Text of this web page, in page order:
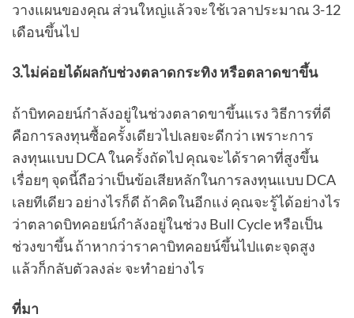
วางแผนของคุณ ส่วนใหญ่แล้วจะใช้เวลาประมาณ 3-12
เดือนขึ้นไป
3.ไม่ค่อยได้ผลกับช่วงตลาดกระทิง หรือตลาดขาขึ้น
ถ้าบิทคอยน์กำลังอยู่ในช่วงตลาดขาขึ้นแรง วิธีการที่ดี
คือการลงทุนซื้อครั้งเดียวไปเลยจะดีกว่า เพราะการ
ลงทุนแบบ DCA ในครั้งถัดไป คุณจะได้ราคาที่สูงขึ้น
เรื่อยๆ จุดนี้ถือว่าเป็นข้อเสียหลักในการลงทุนแบบ DCA
เลยทีเดียว อย่างไรก็ดี ถ้าคิดในอีกแง่ คุณจะรู้ได้อย่างไร
ว่าตลาดบิทคอยน์กำลังอยู่ในช่วง Bull Cycle หรือเป็น
ช่วงขาขึ้น ถ้าหากว่าราคาบิทคอยน์ขึ้นไปแตะจุดสูง
แล้วก็กลับตัวลงล่ะ จะทำอย่างไร
ที่มา